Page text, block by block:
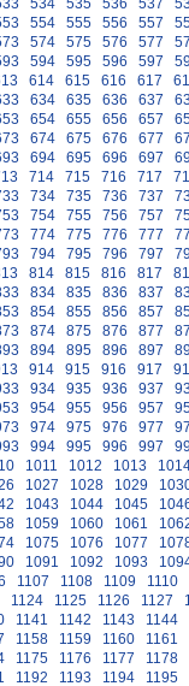
534 535 536 537
554 555 556 557
574 575 576 577
594 595 596 597
614 615 616 617
634 635 636 637
654 655 656 657
674 675 676 677
694 695 696 697
714 715 716 717
734 735 736 737
754 755 756 757
774 775 776 777
794 795 796 797
814 815 816 817
834 835 836 837
854 855 856 857
874 875 876 877
894 895 896 897
914 915 916 917
934 935 936 937
954 955 956 957
974 975 976 977
994 995 996 997
1011 1012 1013
1027 1028 1029
1043 1044 1045
1059 1060 1061
1075 1076 1077
1091 1092 1093
1107 1108 1109
1110
1124 1125 1126 1127
1141 1142 1143
1144
1158 1159 1160
1161
1175 1176 1177
1178
1192 1193 1194 1195